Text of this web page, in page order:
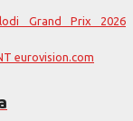
Grand Prix 2026